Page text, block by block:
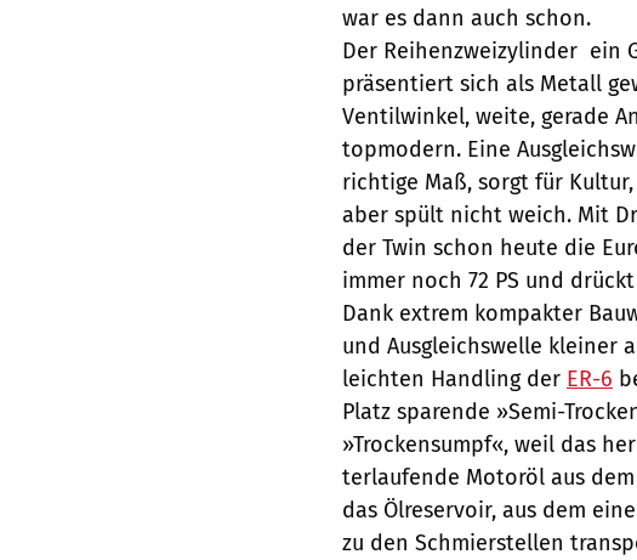
war es dann auch schon.
Der Reihenzweizylinder  ein
präsentiert sich als Metall
Ventilwinkel, weite, gerade
topmodern. Eine
richtige Maß, sorgt für Kultur,
aber spült nicht weich. Mit
der Twin schon heute die
immer noch 72 PS und
Dank extrem kompakter
und Ausgleichswelle kleiner
leichten Handling der ER-6
Platz sparende »Semi-
»Trockensumpf«, weil das
terlaufende Motoröl aus
das Ölreservoir, aus dem
zu den Schmierstellen